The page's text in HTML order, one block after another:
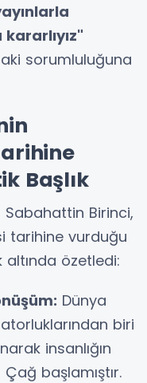
sorumluluğuna
Başlık
Sabahattin Birinci,
tarihine vurduğu
özetledi:
Dünya
biri
insanlığın
başlamıştır.